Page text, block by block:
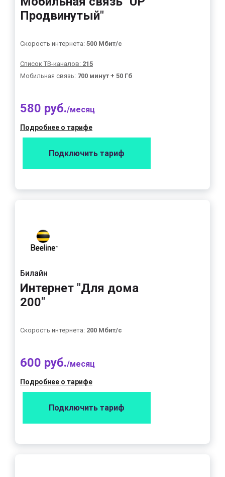
Продвинутый"
Скорость интернета: 500 Мбит/с
Список ТВ-каналов: 215
Мобильная связь: 700 минут + 50 Гб
580 руб./месяц
Подробнее о тарифе
Подключить тариф
Билайн
Интернет "Для дома
200"
Скорость интернета: 200 Мбит/с
600 руб./месяц
Подробнее о тарифе
Подключить тариф